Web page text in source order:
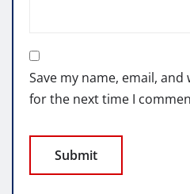
Save my name, email,
for the next time I